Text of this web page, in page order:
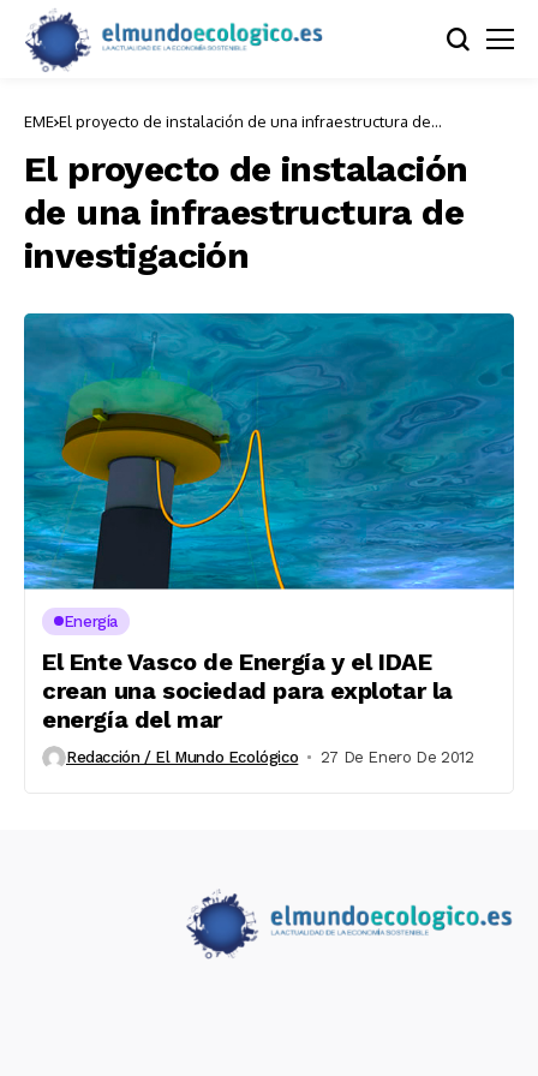
EME El proyecto de instalación de una infraestructura de
El proyecto de instalación
de una infraestructura de
investigación
Energía
El Ente Vasco de Energía y el IDAE
crean una sociedad para explotar la
energía del mar
Redacción / El Mundo Ecológico 27 De Enero De 2012